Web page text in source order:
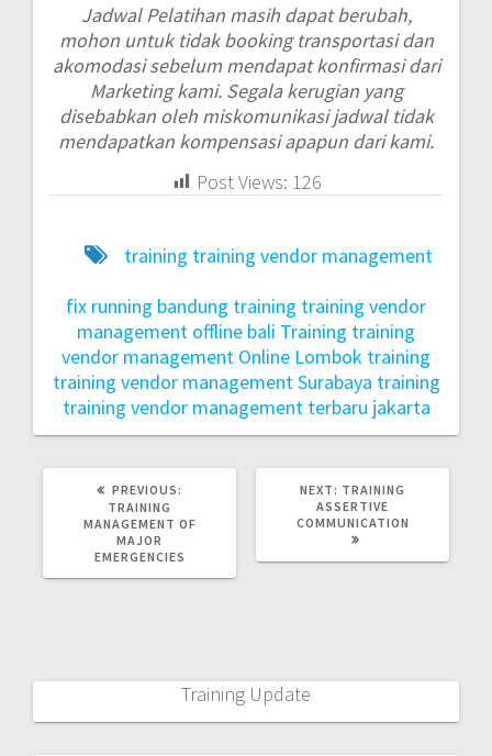
Jadwal Pelatihan masih dapat berubah,
mohon untuk tidak booking transportasi dan
akomodasi sebelum mendapat konfirmasi dari
Marketing kami. Segala kerugian yang
disebabkan oleh miskomunikasi jadwal tidak
mendapatkan kompensasi apapun dari kami.
Post Views: 126
training training vendor management
fix running bandung training training vendor
management offline bali Training training
vendor management Online Lombok training
training vendor management Surabaya training
training vendor management terbaru jakarta
PREVIOUS:
TRAINING
MANAGEMENT OF
MAJOR
EMERGENCIES
NEXT: TRAINING
ASSERTIVE
COMMUNICATION
Training Update